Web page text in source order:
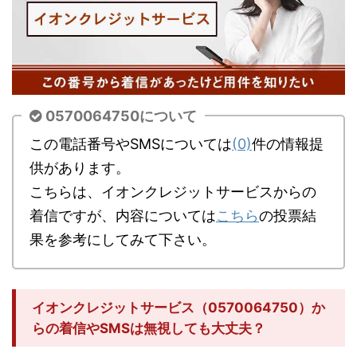
0570064750について
この電話番号やSMSについては(0)件の情報提
供があります。
こちらは、イオンクレジットサービスからの
着信ですが、内容についてはこちらの投票結
果を参考にしてみて下さい。
イオンクレジットサービス（0570064750）か
らの着信やSMSは無視しても大丈夫？